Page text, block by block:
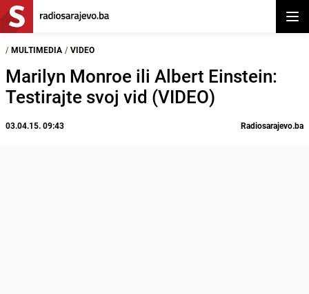
/ MULTIMEDIA / VIDEO
Marilyn Monroe ili Albert Einstein:
Testirajte svoj vid (VIDEO)
03.04.15. 09:43 Radiosarajevo.ba